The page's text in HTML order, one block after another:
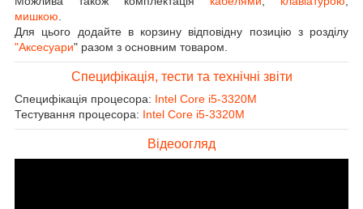
мишкою
Для цього додайте в корзину відповідну позицію з розділу
"Аксесуари" разом з основним товаром.
Специфікація, тести та технічні звіти
Специфікація процесора: Intel Core i5-3320M
Тестування процесора: Intel Core i5-3320M
Відеоогляд